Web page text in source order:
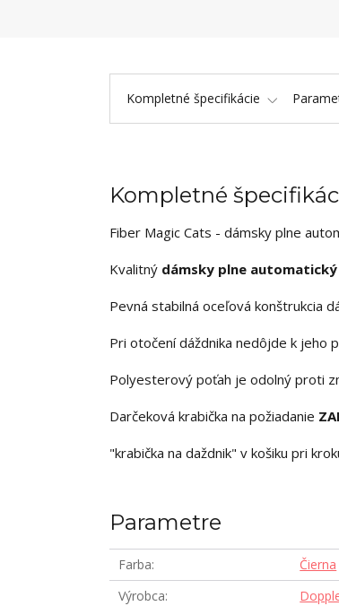
Kompletné špecifikácie
Kompletné
Fiber Magic Cats - dámsky plne
Kvalitný dámsky plne
Pevná stabilná oceľová konštrukcia
Pri otočení dáždnika nedôjde k jeho
Polyesterový poťah je odolný proti
Darčeková krabička na požiadanie
"krabička na daždnik" v košiku pri
Parametre
Farba
Čierna
Výrobca